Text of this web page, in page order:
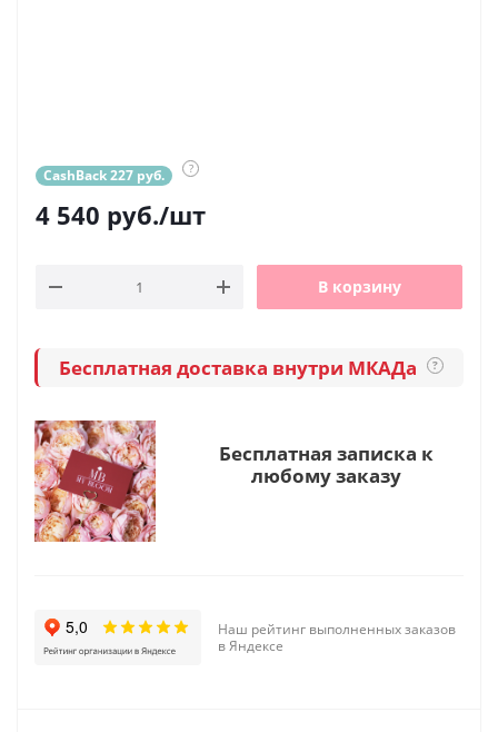
CashBack 227 руб. ?
4 540 руб./шт
В корзину
Бесплатная доставка внутри МКАДа ?
Бесплатная записка к
любому заказу
Наш рейтинг выполненных заказов
в Яндексе